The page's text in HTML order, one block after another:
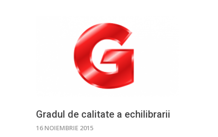
Gradul de calitate a echilibrarii
16 NOIEMBRIE 2015